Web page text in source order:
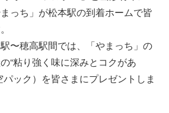
っち」が松本駅の到着ホームで皆
〜穂高駅間では、「やまっち」の
“粘り強く味に深みとコクがあ
パック）を皆さまにプレゼントしま